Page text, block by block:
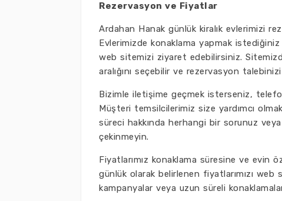
Rezervasyon ve Fiyatlar
Ardahan Hanak günlük kiralık evlerimizi
Evlerimizde konaklama yapmak
web sitemizi ziyaret edebilirsiniz.
aralığını seçebilir ve rezervasyon
Bizimle iletişime geçmek isterseniz,
Müşteri temsilcilerimiz size yardımcı
süreci hakkında herhangi bir sorunuz
çekinmeyin.
Fiyatlarımız konaklama süresine ve evin
günlük olarak belirlenen fiyatlarımızı
kampanyalar veya uzun süreli